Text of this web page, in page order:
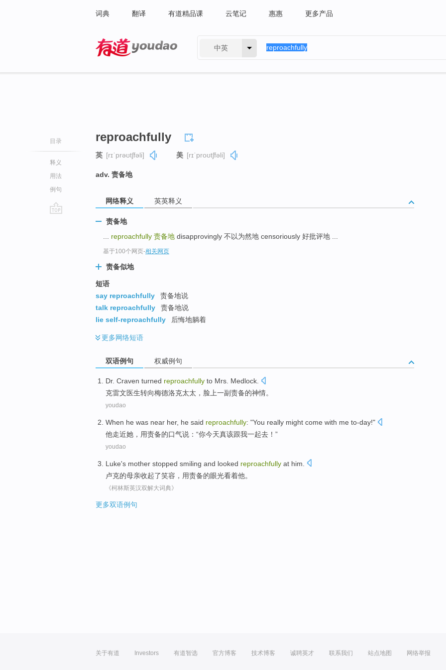
词典 翻译 有道精品课 云笔记 惠惠 更多产品
中英
目录
释义
用法
例句
reproachfully
英 [rɪˈprəʊtʃfəli] 美 [rɪˈproʊtʃfəli]
adv. 责备地
网络释义 英英释义
责备地
reproachfully 责备地 disapprovingly 不以为然地 censoriously 好批评地 ...
基于100个网页-相关网页
责备似地
短语
say reproachfully
责备地说
talk reproachfully
责备地说
lie self-reproachfully
后悔地躺着
更多网络短语
双语例句 权威例句
Dr. Craven turned reproachfully to Mrs. Medlock
克雷文医生转向梅德洛克太太，脸上一副责备的神情。
youdao
When he was near her, he said reproachfully: "You really might come with me to-day!"
他走近她 ，用责备的口气说 ：“你今天真该跟我一起去！”
youdao
Luke's mother stopped smiling and looked reproachfully at him
卢克的母亲收起了笑容 ，用责备的眼光看着他。
《柯林斯英汉双解大词典》
更多双语例句
关于有道 Investors 有道智选 官方博客 技术博客 诚聘英才 联系我们 站点地图 网络举报